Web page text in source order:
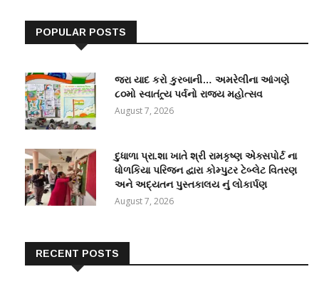
POPULAR POSTS
જરા યાદ કરો કુરબાની… અમરેલીના આંગણે
૮૦મો સ્વાતંત્ર્ય પર્વનો રાજ્ય મહોત્સવ
August 7, 2026
દુધાળા પ્રા.શા ખાતે શ્રી રામકૃષ્ણ એક્સપોર્ટ ના
ધોળકિયા પરિજન દ્વારા કોમ્પુટર ટેબ્લેટ વિતરણ
અને અદ્યતન પુસ્તકાલય નું લોકાર્પણ
August 7, 2026
RECENT POSTS